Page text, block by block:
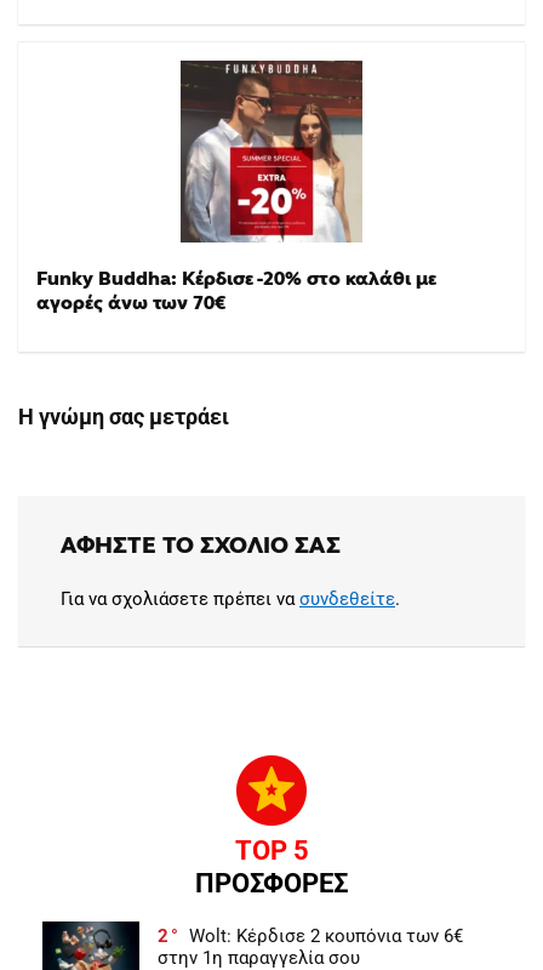
Funky Buddha: Κέρδισε -20% στο καλάθι με
αγορές άνω των 70€
Η γνώμη σας μετράει
ΑΦΉΣΤΕ ΤΟ ΣΧΌΛΙΟ ΣΑΣ
Για να σχολιάσετε πρέπει νασυνδεθείτε.
TOP 5
ΠΡΟΣΦΟΡΕΣ
2
Wolt: Κέρδισε 2 κουπόνια των 6€
στην 1η παραγγελία σου